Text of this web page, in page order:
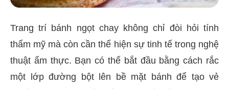
Trang trí bánh ngọt chay không chỉ đòi hỏi tính
thẩm mỹ mà còn cần thể hiện sự tinh tế trong nghệ
thuật ẩm thực. Bạn có thể bắt đầu bằng cách rắc
một lớp đường bột lên bề mặt bánh để tạo vẻ